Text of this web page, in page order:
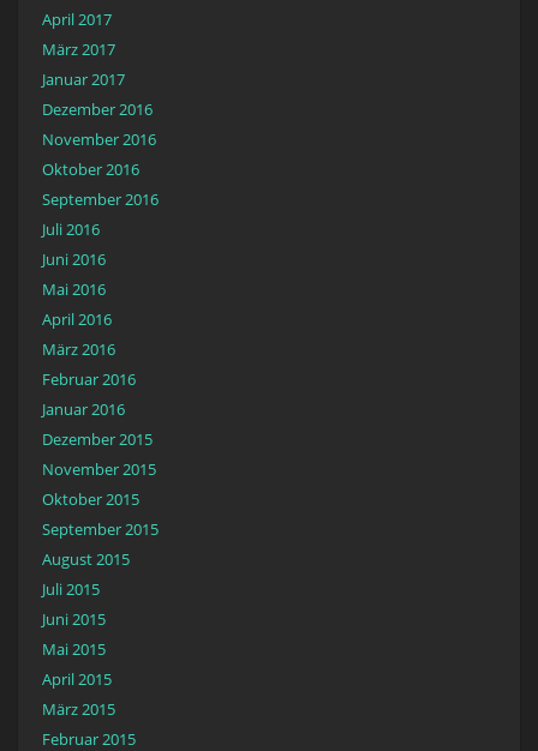
April 2017
März 2017
Januar 2017
Dezember 2016
November 2016
Oktober 2016
September 2016
Juli 2016
Juni 2016
Mai 2016
April 2016
März 2016
Februar 2016
Januar 2016
Dezember 2015
November 2015
Oktober 2015
September 2015
August 2015
Juli 2015
Juni 2015
Mai 2015
April 2015
März 2015
Februar 2015